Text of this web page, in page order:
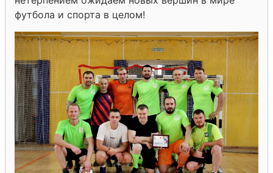
футбола и спорта в целом!